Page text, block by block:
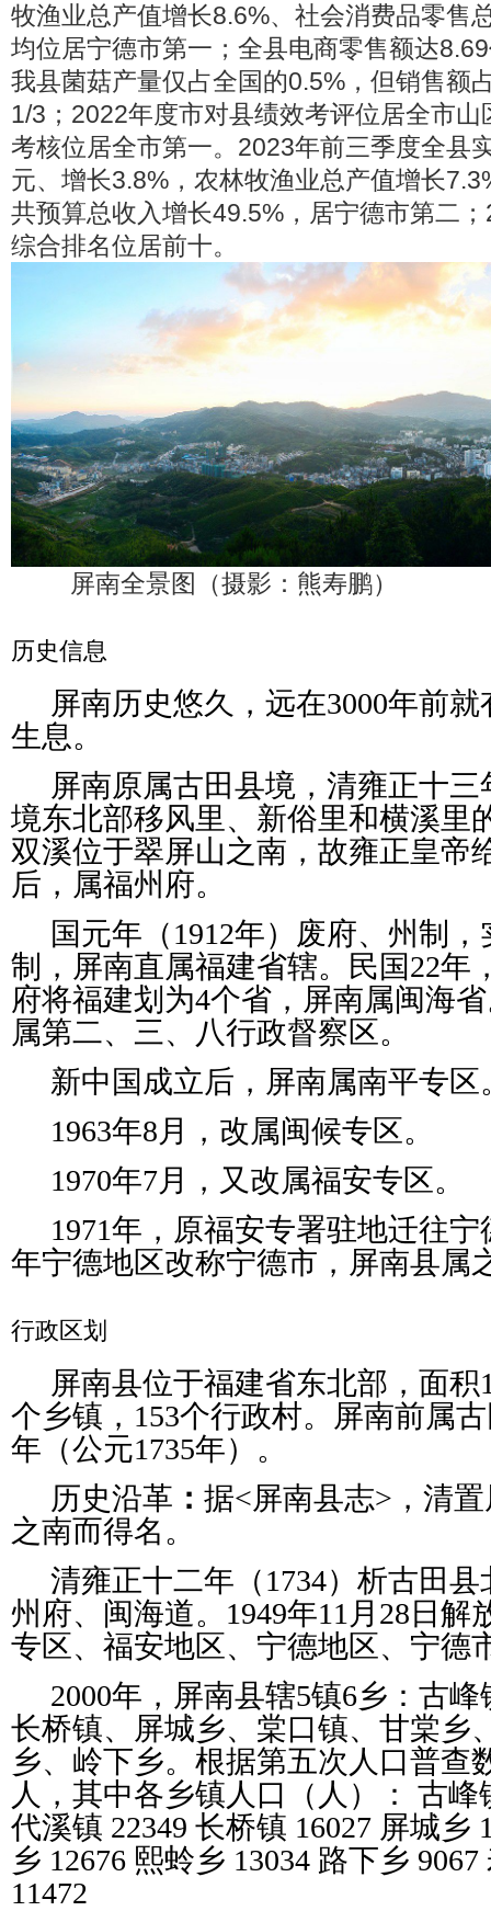
牧渔业总产值增长8.6%、社会消费品零售
均位居宁德市第一；全县电商零售额达
我县菌菇产量仅占全国的0.5%，但销售额
1/3；2022年度市对县绩效考评位居全市
考核位居全市第一。2023年前三季度全县
元、增长3.8%，农林牧渔业总产值增长
共预算总收入增长49.5%，居宁德市第二
综合排名位居前十。
屏南全景图（摄影：熊寿鹏）
历史信息
屏南历史悠久，远在3000年前
生息。
屏南原属古田县境，清雍正十三
境东北部移风里、新俗里和横溪里
双溪位于翠屏山之南，故雍正皇帝
后，属福州府。
国元年（1912年）废府、州制
制，屏南直属福建省辖。民国22年
府将福建划为4个省，屏南属闽海
属第二、三、八行政督察区。
新中国成立后，屏南属南平专区
1963年8月，改属闽候专区。
1970年7月，又改属福安专区。
1971年，原福安专署驻地迁往
年宁德地区改称宁德市，屏南县属
行政区划
屏南县位于福建省东北部，面积
个乡镇，153个行政村。屏南前属
年（公元1735年）。
历史沿革 ： 据<屏南县志>，清
之南而得名。
清雍正十二年（1734）析古田
州府、闽海道。1949年11月28日解
专区、福安地区、宁德地区、宁德
2000年，屏南县辖5镇6乡：古
长桥镇、屏城乡、棠口镇、甘棠乡
乡、岭下乡。根据第五次人口普查
人，其中各乡镇人口（人）： 古峰
代溪镇 22349 长桥镇 16027 屏城乡
乡 12676 熙蛉乡 13034 路下乡
11472